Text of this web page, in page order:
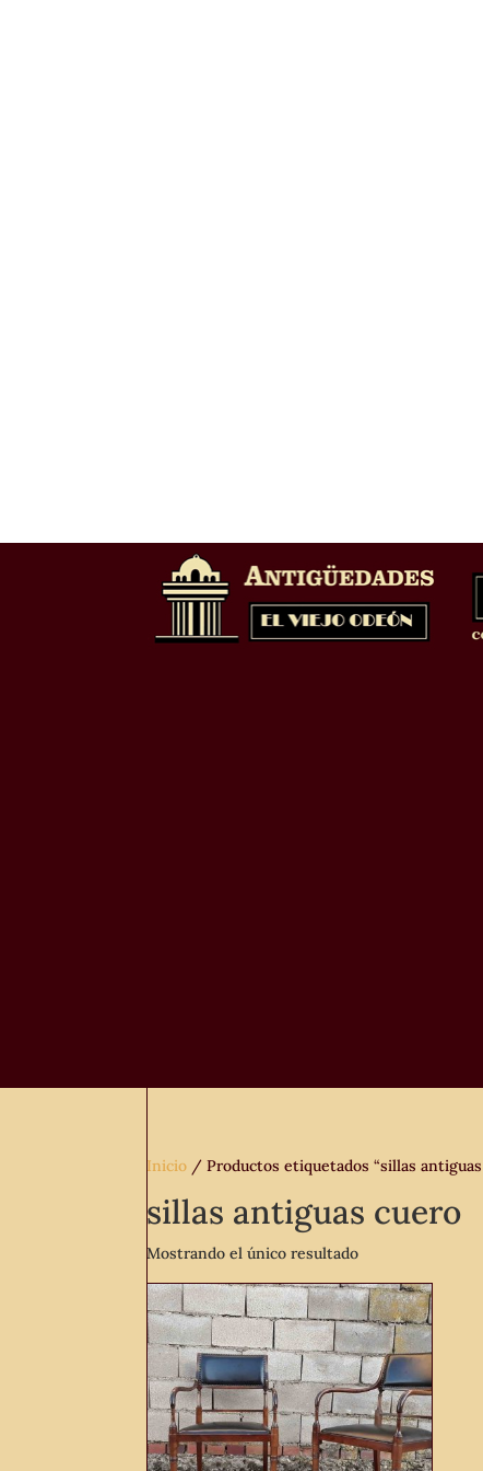
Inicio / Productos etiquetados “sillas antiguas
sillas antiguas cuero
Mostrando el único resultado